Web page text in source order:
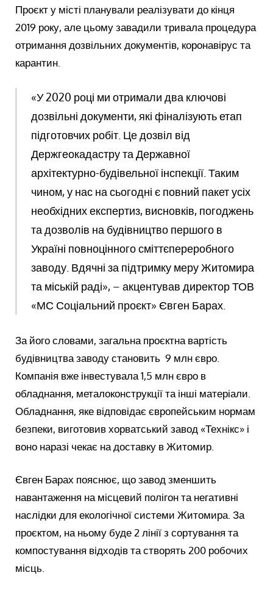
Проєкт у місті планували реалізувати до кінця
2019 року, але цьому завадили тривала процедура
отримання дозвільних документів, коронавірус та
карантин.
«У 2020 році ми отримали два ключові
дозвільні документи, які фіналізують етап
підготовчих робіт. Це дозвіл від
Держгеокадастру та Державної
архітектурно-будівельної інспекції. Таким
чином, у нас на сьогодні є повний пакет усіх
необхідних експертиз, висновків, погоджень
та дозволів на будівництво першого в
Україні повноцінного сміттєпереробного
заводу. Вдячні за підтримку меру Житомира
та міській раді», – акцентував директор ТОВ
«МС Соціальний проєкт» Євген Барах.
За його словами, загальна проєктна вартість
будівництва заводу становить 9 млн євро.
Компанія вже інвестувала 1,5 млн євро в
обладнання, металоконструкції та інші матеріали.
Обладнання, яке відповідає європейським нормам
безпеки, виготовив хорватський завод «Технікс» і
воно наразі чекає на доставку в Житомир.
Євген Барах пояснює, що завод зменшить
навантаження на місцевий полігон та негативні
наслідки для екологічної системи Житомира. За
проєктом, на ньому буде 2 лінії з сортування та
компостування відходів та створять 200 робочих
місць.